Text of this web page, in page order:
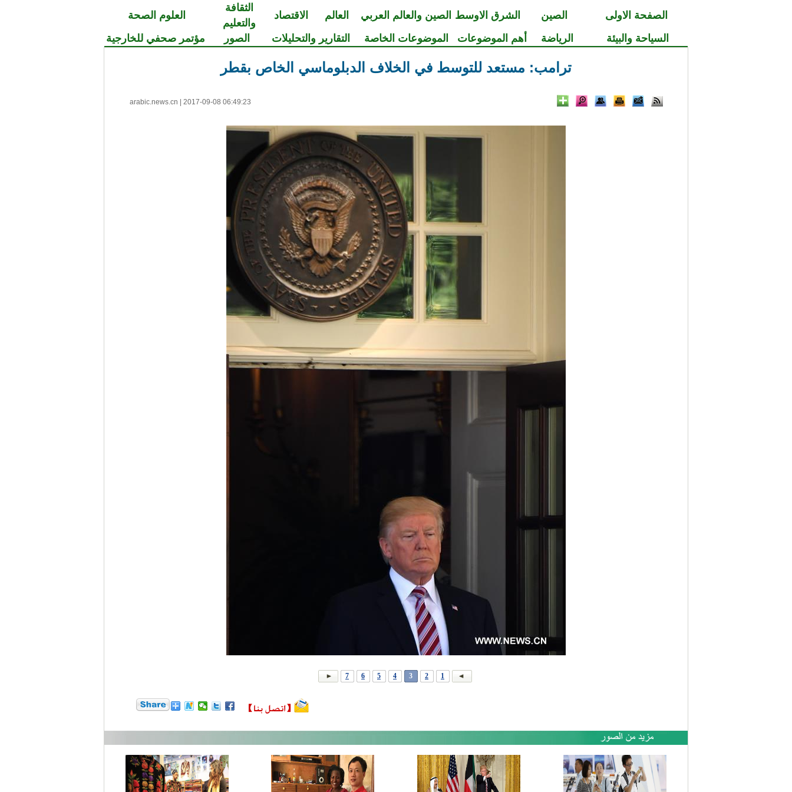
الصفحة الاولى الصين الشرق الاوسط الصين والعالم العربي العالم الاقتصاد
الثقافة
والتعليم
العلوم الصحة
السياحة والبيئة
الرياضة أهم الموضوعات الموضوعات الخاصة التقارير والتحليلات الصور مؤتمر صحفي للخارجية
ترامب: مستعد للتوسط في الخلاف الدبلوماسي الخاص بقطر
arabic.news.cn 2017-09-08 06:49:23
1
2
3
4
5
6
7